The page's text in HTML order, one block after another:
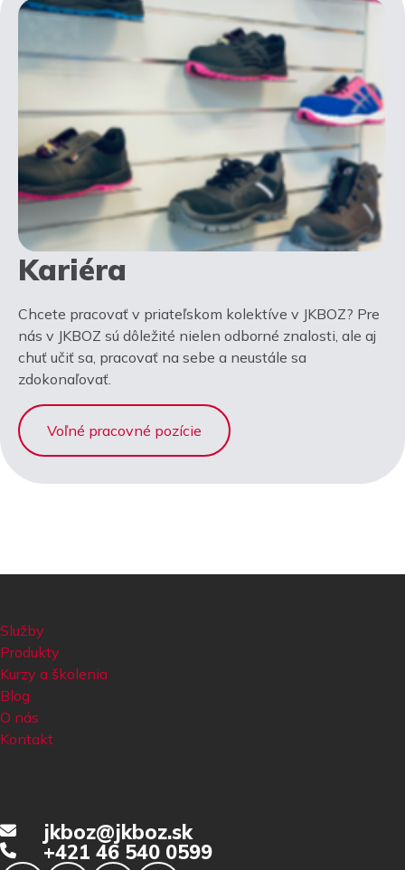
Kariéra
Chcete pracovať v priateľskom kolektíve v JKBOZ? Pre
nás v JKBOZ sú dôležité nielen odborné znalosti, ale aj
chuť učiť sa, pracovať na sebe a neustále sa
zdokonaľovať.
Voľné pracovné pozície
Služby
Produkty
Kurzy a školenia
Blog
O nás
Kontakt
jkboz@jkboz.sk
+421 46 540 0599